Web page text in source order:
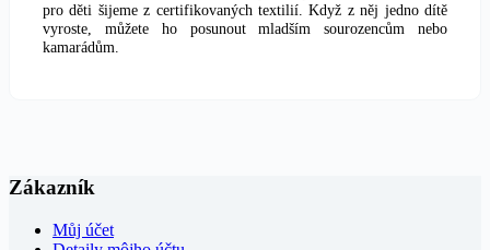
pro děti šijeme z certifikovaných textilií. Když z něj jedno dítě
vyroste, můžete ho posunout mladším sourozencům nebo
kamarádům.
Zákazník
Můj účet